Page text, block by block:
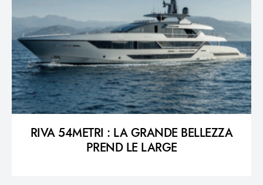
RIVA 54METRI : LA GRANDE BELLEZZA
PREND LE LARGE